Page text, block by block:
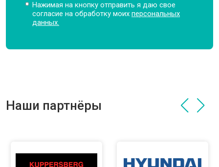
Нажимая на кнопку отправить я даю свое
согласие на обработку моихперсональных
данных.
Наши партнёры